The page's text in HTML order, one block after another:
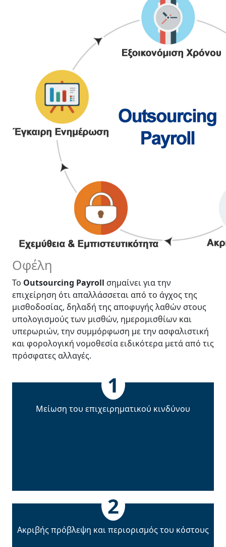
Οφέλη
Το Outsourcing Payroll σημαίνει για την
επιχείρηση ότι απαλλάσσεται από το άγχος της
μισθοδοσίας, δηλαδή της αποφυγής λαθών στους
υπολογισμούς των μισθών, ημερομισθίων και
υπερωριών, την συμμόρφωση με την ασφαλιστική
και φορολογική νομοθεσία ειδικότερα μετά από τις
πρόσφατες αλλαγές.
1
Μείωση του επιχειρηµατικού κινδύνου
2
Ακριβής πρόβλεψη και περιορισµός του κόστους